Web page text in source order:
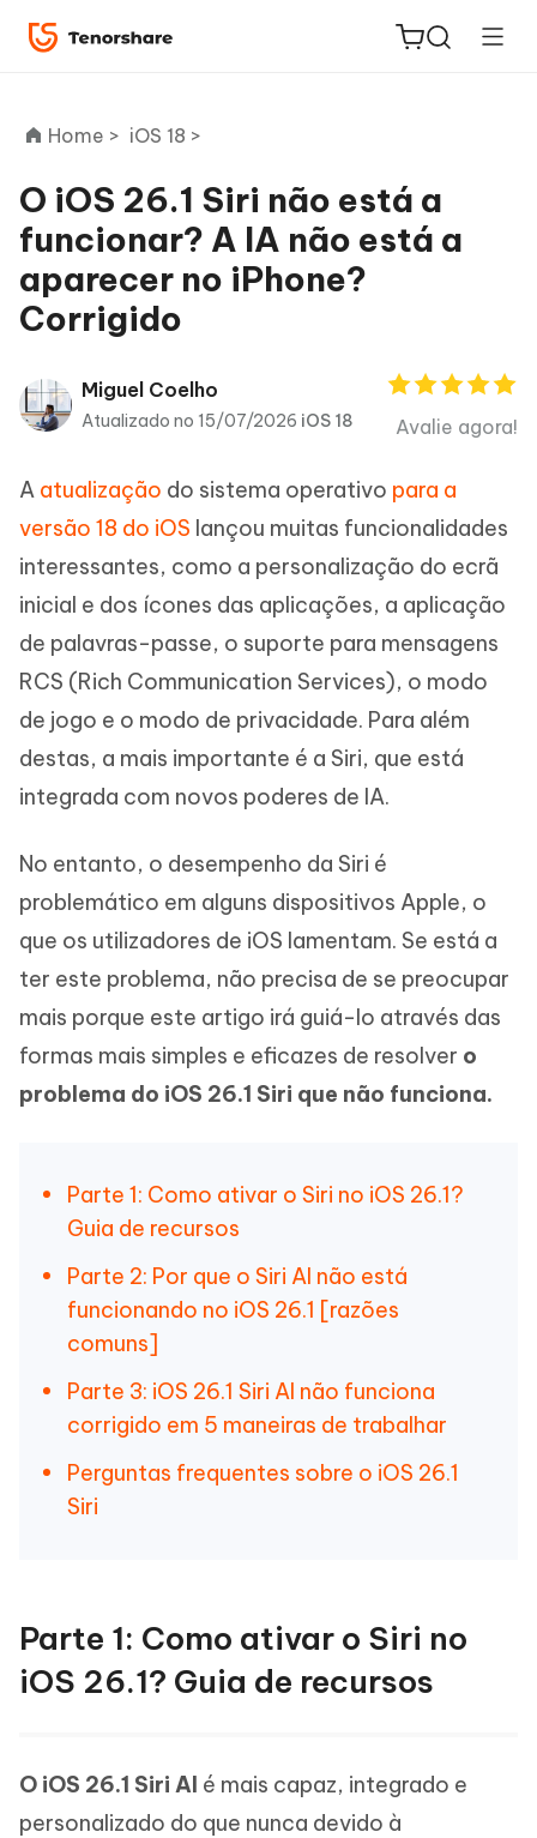
ReiBoot
for iOS
PDNob
Editor
Home > iOS 18 >
O iOS 26.1 Siri não está a
funcionar? A IA não está a
aparecer no iPhone?
Corrigido
Miguel Coelho
Atualizado no 15/07/2026 iOS 18 Avalie agora!
A atualização do sistema operativo para a
versão 18 do iOS lançou muitas funcionalidades
interessantes, como a personalização do ecrã
inicial e dos ícones das aplicações, a aplicação
de palavras-passe, o suporte para mensagens
RCS (Rich Communication Services), o modo
de jogo e o modo de privacidade. Para além
destas, a mais importante é a Siri, que está
integrada com novos poderes de IA.
No entanto, o desempenho da Siri é
problemático em alguns dispositivos Apple, o
que os utilizadores de iOS lamentam. Se está a
ter este problema, não precisa de se preocupar
mais porque este artigo irá guiá-lo através das
formas mais simples e eficazes de resolver o
problema do iOS 26.1 Siri que não funciona.
Parte 1: Como ativar o Siri no iOS 26.1?
Guia de recursos
Parte 2: Por que o Siri AI não está
funcionando no iOS 26.1 [razões
comuns]
Parte 3: iOS 26.1 Siri AI não funciona
corrigido em 5 maneiras de trabalhar
Perguntas frequentes sobre o iOS 26.1
Siri
Parte 1: Como ativar o Siri no
iOS 26.1? Guia de recursos
O iOS 26.1 Siri AI é mais capaz, integrado e
personalizado do que nunca devido à